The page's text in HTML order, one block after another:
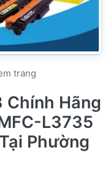
trang
Chính Hãng
L3735
Phường